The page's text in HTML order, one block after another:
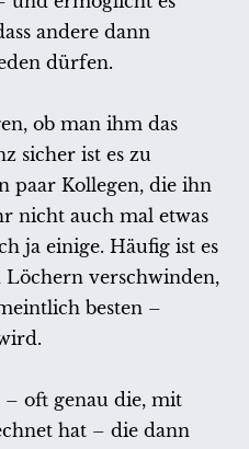
andere dann
dürfen.
ob man ihm das
sicher ist es zu
paar Kollegen, die ihn
nicht auch mal etwas
ja einige. Häufig ist es
Löchern verschwinden,
besten –
oft genau die, mit
hat – die dann